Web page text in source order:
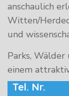
Tel. Nr.
anschaulich
Witten/
und
Parks,
einem